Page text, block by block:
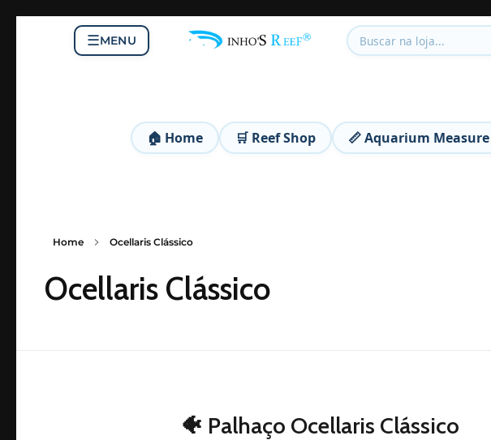
☰MENU
🏠 Home 🛒 Reef Shop 📏 Aquarium Measure
Home Ocellaris Clássico
Ocellaris Clássico
🐠 Palhaço Ocellaris Clássico